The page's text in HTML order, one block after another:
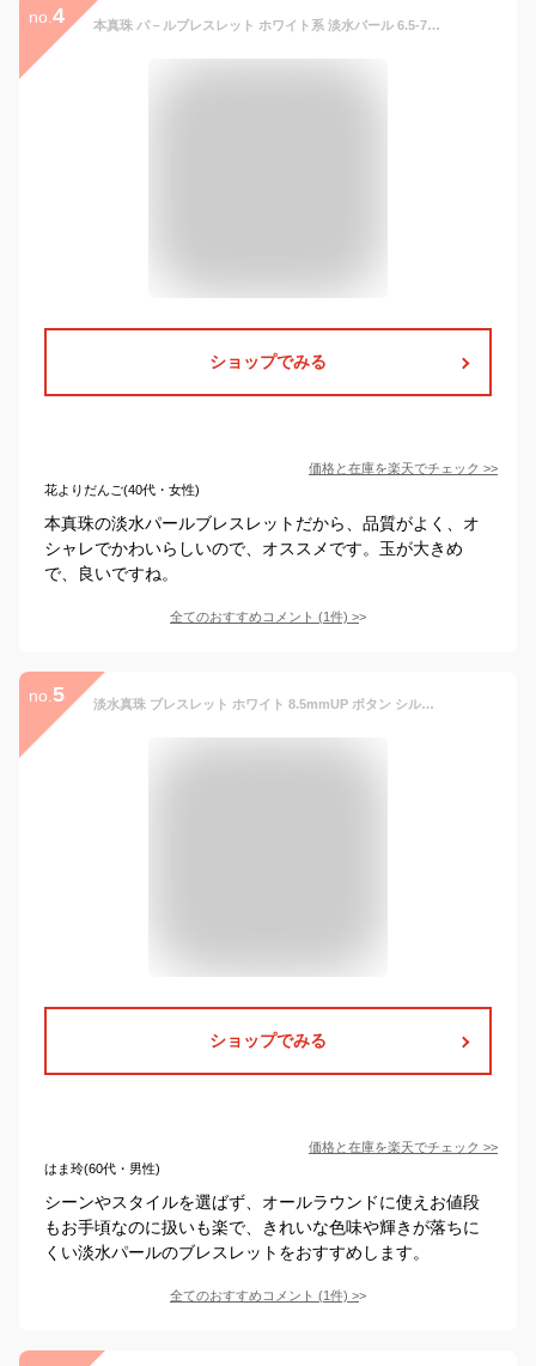
no. 4 本真珠 パ－ルブレスレット ホワイト系 淡水パール 6.5-7.0mm バラクラスプ 選べる3サイズ 【ネコポス送料無料】[n2][人気 ロングセラー][HS] ブレスレット 真珠 パール 淡水真珠 アクセサリー 普段使い パーティー 結婚式 二次会 母の日 md アクセサリー
ショップでみる
価格と在庫を楽天でチェック >>
花よりだんご(40代・女性)
本真珠の淡水パールブレスレットだから、品質がよく、オ
シャレでかわいらしいので、オススメです。玉が大きめ
で、良いですね。
全てのおすすめコメント (1件) >
no. 5 淡水真珠 ブレスレット ホワイト 8.5mmUP ボタン シルバー925 ゴールドプレート [n2] Unique+ SV925 GP 淡水パール バロックパール パワーストーン 6月誕生石 誕生日プレゼント 30代 40代 50代 大人カジュアル 普段使い お守り アクセサリー
ショップでみる
価格と在庫を楽天でチェック >>
はま玲(60代・男性)
シーンやスタイルを選ばず、オールラウンドに使えお値段
もお手頃なのに扱いも楽で、きれいな色味や輝きが落ちに
くい淡水パールのブレスレットをおすすめします。
全てのおすすめコメント (1件) >